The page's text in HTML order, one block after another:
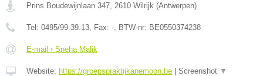
Prins Boudewijnlaan 347 2610 Wilrijk (Antwerpen)
Tel: 0495/99.39.13 , Fax: - , BTW-nr: BE0550374238
E-mail › Sneha Malik
Website: https://groepspraktijkanemoon.be Screenshot ▼